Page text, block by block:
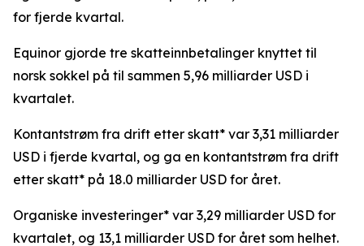
for fjerde kvartal.
Equinor gjorde tre skatteinnbetalinger knyttet til
norsk sokkel på til sammen 5,96 milliarder USD i
kvartalet.
Kontantstrøm fra drift etter skatt* var 3,31 milliarder
USD i fjerde kvartal, og ga en kontantstrøm fra drift
etter skatt* på 18.0 milliarder USD for året.
Organiske investeringer* var 3,29 milliarder USD for
kvartalet, og 13,1 milliarder USD for året som helhet.